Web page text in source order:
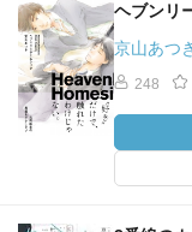
ヘブンリ
京山あつ
248